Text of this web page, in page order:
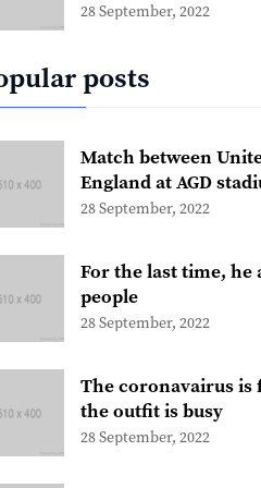
28 September, 2022
posts
Match between
England at AGD
28 September, 2022
For the last time, he
people
28 September, 2022
The coronavairus is
the outfit is busy
28 September, 2022